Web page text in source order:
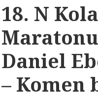
18. N
Daniel
– Komen